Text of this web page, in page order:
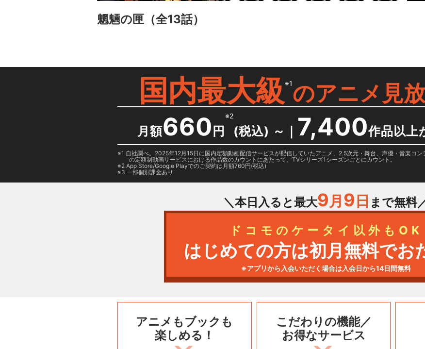
魍魎の匣 （全13話）
国内最大級 ※1のアニメ見
月額660 円
※2
(税込) ～ ｜ 7,400作品以上
1 自社調べ。2025年12月15日に国内定額動画配信サービスが配信していたアニメ、2.5次元・舞台、声優・音楽コ
の定額制動画サービスにおける作品数のカウントにあたって、TVシリーズ1シーズンごとにカウント。
2 App Store/Google Playでのご契約は月額760円(税込)
3 一部個別課金あり
＼本日入ると最大9月 9 日 まで無料
ドコモのケータイ以外もOK
はじめての方は初月無料でお
※アプリから入会いただく場合は入会日から14日間無料
アニメもブックも
楽しめる！
こだわりの機能／
お得なサービス